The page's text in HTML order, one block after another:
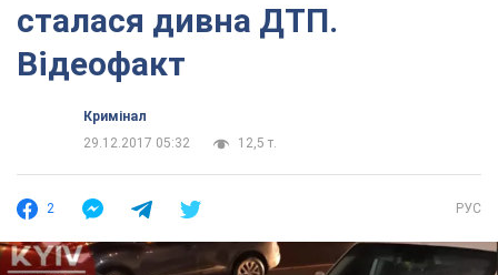
сталася дивна ДТП.
Відеофакт
Кримінал
29.12.2017 05:32
12,5 т.
2 РУС